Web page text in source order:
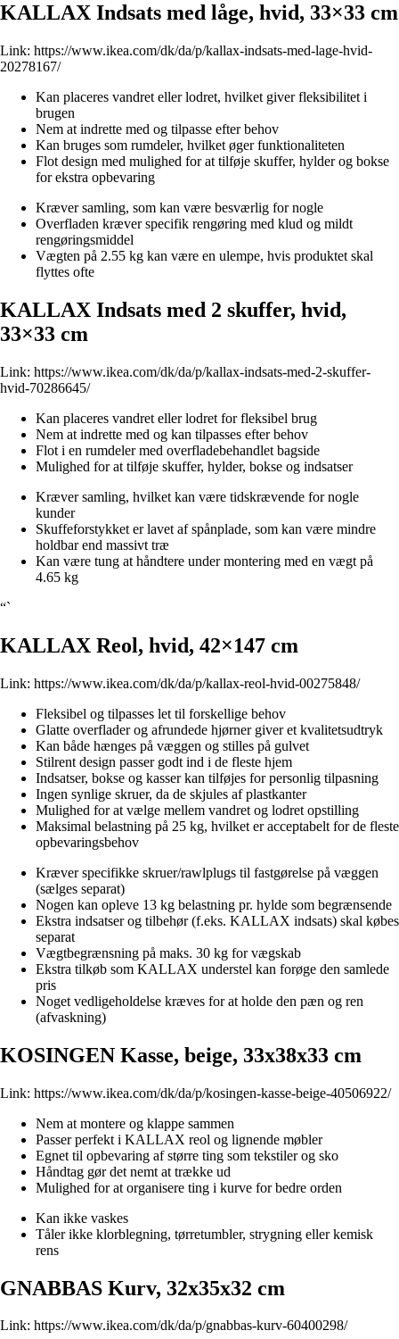
KALLAX Indsats med låge, hvid, 33×33 cm
Link: https://www.ikea.com/dk/da/p/kallax-indsats-med-lage-hvid-
20278167/
Kan placeres vandret eller lodret, hvilket giver fleksibilitet i
brugen
Nem at indrette med og tilpasse efter behov
Kan bruges som rumdeler, hvilket øger funktionaliteten
Flot design med mulighed for at tilføje skuffer, hylder og bokse
for ekstra opbevaring
Kræver samling, som kan være besværlig for nogle
Overfladen kræver specifik rengøring med klud og mildt
rengøringsmiddel
Vægten på 2.55 kg kan være en ulempe, hvis produktet skal
flyttes ofte
KALLAX Indsats med 2 skuffer, hvid,
33×33 cm
Link: https://www.ikea.com/dk/da/p/kallax-indsats-med-2-skuffer-
hvid-70286645/
Kan placeres vandret eller lodret for fleksibel brug
Nem at indrette med og kan tilpasses efter behov
Flot i en rumdeler med overfladebehandlet bagside
Mulighed for at tilføje skuffer, hylder, bokse og indsatser
Kræver samling, hvilket kan være tidskrævende for nogle
kunder
Skuffeforstykket er lavet af spånplade, som kan være mindre
holdbar end massivt træ
Kan være tung at håndtere under montering med en vægt på
4.65 kg
“`
KALLAX Reol, hvid, 42×147 cm
Link: https://www.ikea.com/dk/da/p/kallax-reol-hvid-00275848/
Fleksibel og tilpasses let til forskellige behov
Glatte overflader og afrundede hjørner giver et kvalitetsudtryk
Kan både hænges på væggen og stilles på gulvet
Stilrent design passer godt ind i de fleste hjem
Indsatser, bokse og kasser kan tilføjes for personlig tilpasning
Ingen synlige skruer, da de skjules af plastkanter
Mulighed for at vælge mellem vandret og lodret opstilling
Maksimal belastning på 25 kg, hvilket er acceptabelt for de fleste
opbevaringsbehov
Kræver specifikke skruer/rawlplugs til fastgørelse på væggen
(sælges separat)
Nogen kan opleve 13 kg belastning pr. hylde som begrænsende
Ekstra indsatser og tilbehør (f.eks. KALLAX indsats) skal købes
separat
Vægtbegrænsning på maks. 30 kg for vægskab
Ekstra tilkøb som KALLAX understel kan forøge den samlede
pris
Noget vedligeholdelse kræves for at holde den pæn og ren
(afvaskning)
KOSINGEN Kasse, beige, 33x38x33 cm
Link: https://www.ikea.com/dk/da/p/kosingen-kasse-beige-40506922/
Nem at montere og klappe sammen
Passer perfekt i KALLAX reol og lignende møbler
Egnet til opbevaring af større ting som tekstiler og sko
Håndtag gør det nemt at trække ud
Mulighed for at organisere ting i kurve for bedre orden
Kan ikke vaskes
Tåler ikke klorblegning, tørretumbler, strygning eller kemisk
rens
GNABBAS Kurv, 32x35x32 cm
Link: https://www.ikea.com/dk/da/p/gnabbas-kurv-60400298/